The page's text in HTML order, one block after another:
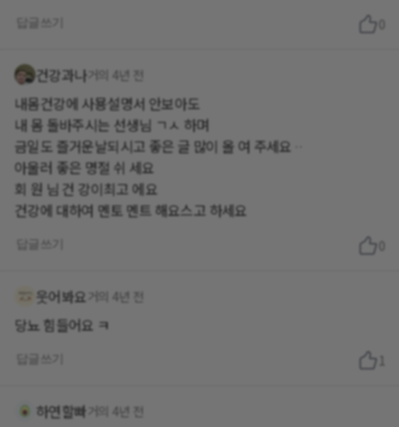
답글쓰기
건강과나거의 4년 전
내몸건강에 사묭설명서 안보아도
내 몸 돌바주시는 선생님 ㄱㅅ 하며
금일도 즐거운날되시고 좋은 글 많이 올 여 주세요ᆢ
아울러 좋은 명절 쉬 세요
회 원 님 건 강이최고 에요
건강에 대하여 멘토 멘트 해요스고 하세요
답글쓰기
웃어봐요 거의 4년 전
당뇨 힘들어요 ㅋ
답글쓰기 1
하연할빠 거의 4년 전